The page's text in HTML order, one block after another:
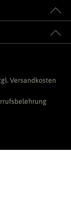
Versandkosten